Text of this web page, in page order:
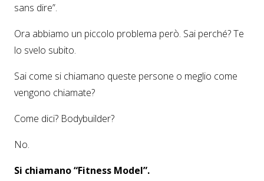
sans dire”.
Ora abbiamo un piccolo problema però. Sai perché? Te
lo svelo subito.
Sai come si chiamano queste persone o meglio come
vengono chiamate?
Come dici? Bodybuilder?
No.
Si chiamano “Fitness Model”.